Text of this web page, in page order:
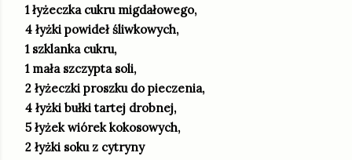
1 łyżeczka cukru migdałowego,
4 łyżki powideł śliwkowych,
1 szklanka cukru,
1 mała szczypta soli,
2 łyżeczki proszku do pieczenia,
4 łyżki bułki tartej drobnej,
5 łyżek wiórek kokosowych,
2 łyżki soku z cytryny